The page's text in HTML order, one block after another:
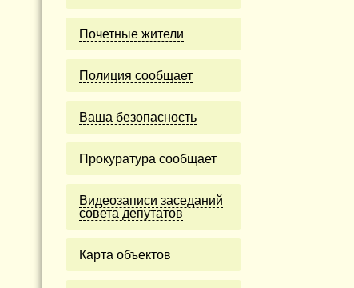
Почетные жители
Полиция сообщает
Ваша безопасность
Прокуратура сообщает
Видеозаписи заседаний
совета депутатов
Карта объектов